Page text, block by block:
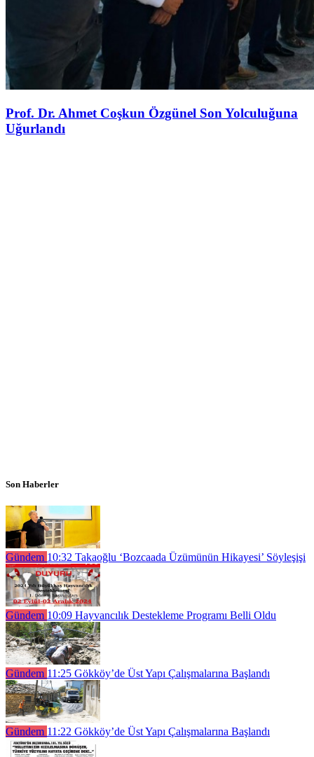
Prof. Dr. Ahmet Coşkun Özgünel Son Yolculuğuna
Uğurlandı
Son Haberler
Gündem 10:32 Takaoğlu ‘Bozcaada Üzümünün Hikayesi’ Söyleşişi
Gündem 10:09 Hayvancılık Destekleme Programı Belli Oldu
Gündem 11:25 Gökköy’de Üst Yapı Çalışmalarına Başlandı
Gündem 11:22 Gökköy’de Üst Yapı Çalışmalarına Başlandı